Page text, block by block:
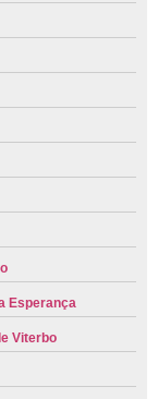
Esperança
Viterbo